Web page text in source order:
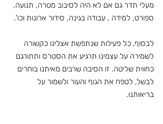
מעלי תדר גם אם לא היה לסיבוב מטרה, תנועה,
ספורט, למידה , עבודה בגינה, סידור ארונות וכו'.
לבסוף, כל פעילות שנתפשת אצלינו כקשורה
לשמירה על עצמינו תרגיע את הסטרס ותתורגם
כחווית שליטה. זו הסיבה שרבים מאיתנו בוחרים
לבשל, לטפח את הגוף והעור ולשמור על
בריאותנו.